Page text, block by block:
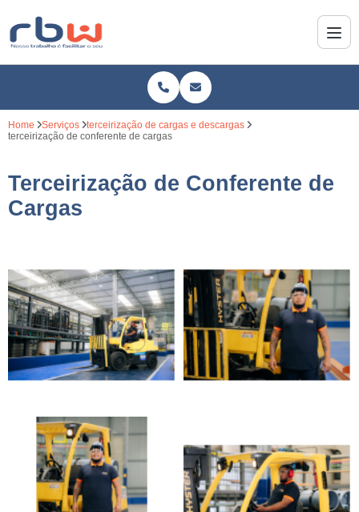
Home Serviços
terceirização de cargas e descargas
terceirização de conferente de cargas
Terceirização de Conferente de
Cargas